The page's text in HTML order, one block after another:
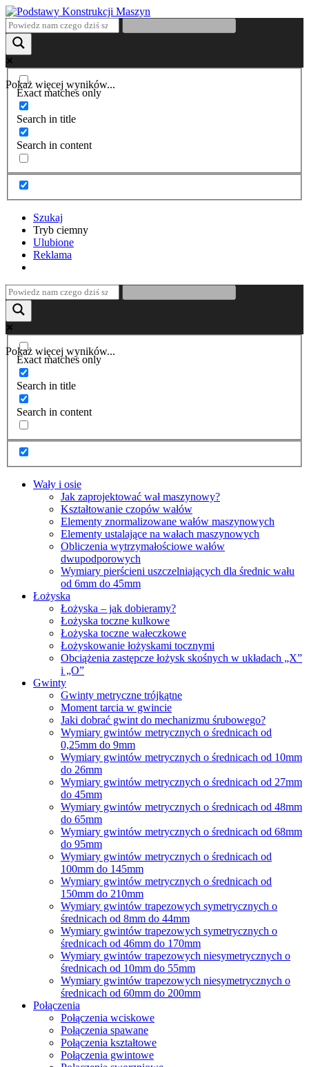
Pokaż więcej wyników...
Exact matches only
Search in title
Search in content
Szukaj
Tryb ciemny
Ulubione
Reklama
Pokaż więcej wyników...
Exact matches only
Search in title
Search in content
Wały i osie
Jak zaprojektować wał maszynowy?
Kształtowanie czopów wałów
Elementy znormalizowane wałów maszynowych
Elementy ustalające na wałach maszynowych
Obliczenia wytrzymałościowe wałów
dwupodporowych
Wymiary pierścieni uszczelniających dla średnic wału
od 6mm do 45mm
Łożyska
Łożyska – jak dobieramy?
Łożyska toczne kulkowe
Łożyska toczne wałeczkowe
Łożyskowanie łożyskami tocznymi
Obciążenia zastępcze łożysk skośnych w układach „X”
i „O”
Gwinty
Gwinty metryczne trójkątne
Moment tarcia w gwincie
Jaki dobrać gwint do mechanizmu śrubowego?
Wymiary gwintów metrycznych o średnicach od
0,25mm do 9mm
Wymiary gwintów metrycznych o średnicach od 10mm
do 26mm
Wymiary gwintów metrycznych o średnicach od 27mm
do 45mm
Wymiary gwintów metrycznych o średnicach od 48mm
do 65mm
Wymiary gwintów metrycznych o średnicach od 68mm
do 95mm
Wymiary gwintów metrycznych o średnicach od
100mm do 145mm
Wymiary gwintów metrycznych o średnicach od
150mm do 210mm
Wymiary gwintów trapezowych symetrycznych o
średnicach od 8mm do 44mm
Wymiary gwintów trapezowych symetrycznych o
średnicach od 46mm do 170mm
Wymiary gwintów trapezowych niesymetrycznych o
średnicach od 10mm do 55mm
Wymiary gwintów trapezowych niesymetrycznych o
średnicach od 60mm do 200mm
Połączenia
Połączenia wciskowe
Połączenia spawane
Połączenia kształtowe
Połączenia gwintowe